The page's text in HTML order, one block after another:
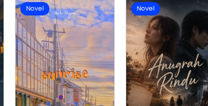
Novel Novel